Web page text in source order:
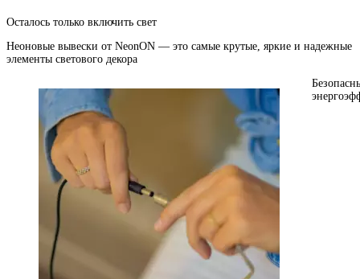
Осталось только включить свет
Неоновые вывески от NeonON — это самые крутые, яркие и надежные
элементы светового декора